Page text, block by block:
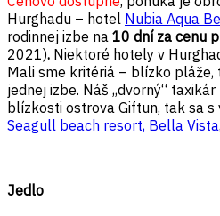
Hurghadu – hotel Nubia Aqua
rodinnej izbe na 10 dní za cenu
2021). Niektoré hotely v
Mali sme kritériá – blízko pláže,
jednej izbe. Náš ,,dvorný“
blízkosti ostrova Giftun, tak sa
Seagull beach resort, Bella Vista,
Jedlo